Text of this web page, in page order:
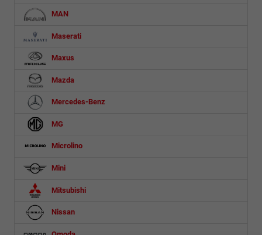
MAN
Maserati
Maxus
Mazda
Mercedes-Benz
MG
Microlino
Mini
Mitsubishi
Nissan